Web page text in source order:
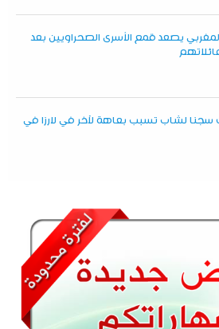
المغربي يصعد قمع الأسرى الصحراويين بعد
سجنا لشاب تسبب بعاهة لآخر في لارزا في